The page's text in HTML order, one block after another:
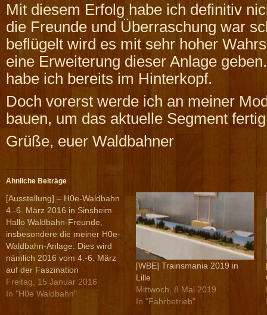
Mit diesem Erfolg habe ich definitiv
die Freunde und Überraschung war
beflügelt wird es mit sehr hoher
eine Erweiterung dieser Anlage
habe ich bereits im Hinterkopf.
Doch vorerst werde ich an meiner
bauen, um das aktuelle Segment
Grüße, euer Waldbahner
Ähnliche Beiträge
[Ausstellung] – H0e-Waldbahn
4.-6. März 2016 in Sinsheim
Hallo Waldbahn-Freunde,
insbesondere die meiner H0e-
Waldbahn-Anlage. Dies wird
nämlich 2016 vom 4.-6. März
auf der Faszination
Modellbahn in Sinsheim zu
sehen sein. Dort nehme ich mit
Freitag, 15 Januar 2016
In "H0e Waldbahn"
[WBE] Trainsmania 2019 in
Lille
Mittwoch, 8 Mai 2019
In "Fahrbetrieb"